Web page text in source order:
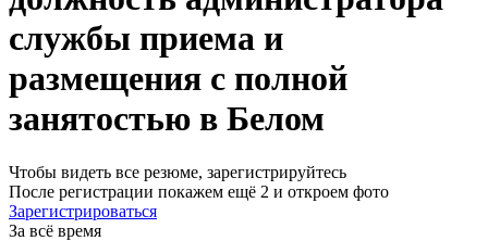
службы приема и
размещения с полной
занятостью в Белом
Чтобы видеть все резюме, зарегистрируйтесь
После регистрации покажем ещё 2 и откроем фото
Зарегистрироваться
За всё время